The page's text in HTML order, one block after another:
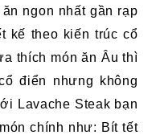
ngon nhất gần rạp
kế theo kiến trúc cổ
thích món ăn Âu thì
điển nhưng không
Lavache Steak bạn
chính như: Bít tết